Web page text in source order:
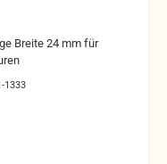
für
1333